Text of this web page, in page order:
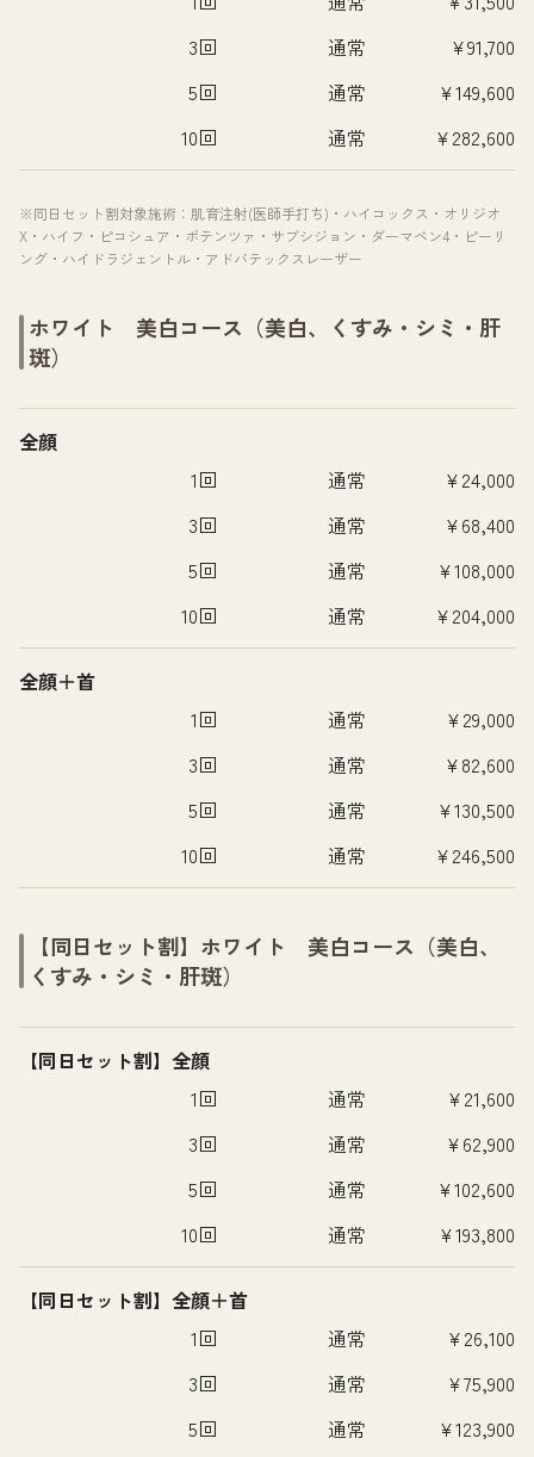
3回
通常
¥91,700
5回
通常
¥149,600
10回
通常 ¥282,600
※同日セット割対象施術：肌育注射(医師手打ち)・ハイコックス・オリジオ
X・ハイフ・ピコシュア・ポテンツァ・サブシジョン・ダーマペン4・ピーリ
ング・ハイドラジェントル・アドバテックスレーザー
ホワイト 美白コース（美白、くすみ・シミ・肝
斑）
全顔
1回
通常
¥24,000
3回
通常
¥68,400
5回
通常
¥108,000
10回
通常 ¥204,000
全顔＋首
1回
通常
¥29,000
3回
通常
¥82,600
5回
通常
¥130,500
10回
通常 ¥246,500
【同日セット割】ホワイト 美白コース（美白、
くすみ・シミ・肝斑）
【同日セット割】全顔
1回
通常
¥21,600
3回
通常
¥62,900
5回
通常
¥102,600
10回
通常 ¥193,800
【同日セット割】全顔＋首
1回
通常
¥26,100
3回
通常
¥75,900
5回
通常
¥123,900